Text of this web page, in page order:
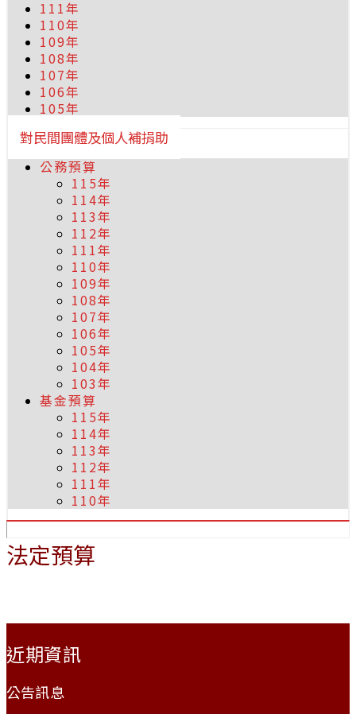
111年
110年
109年
108年
107年
106年
105年
對民間團體及個人補捐助
公務預算
115年
114年
113年
112年
111年
110年
109年
108年
107年
106年
105年
104年
103年
基金預算
115年
114年
113年
112年
111年
110年
法定預算
近期資訊
公告訊息